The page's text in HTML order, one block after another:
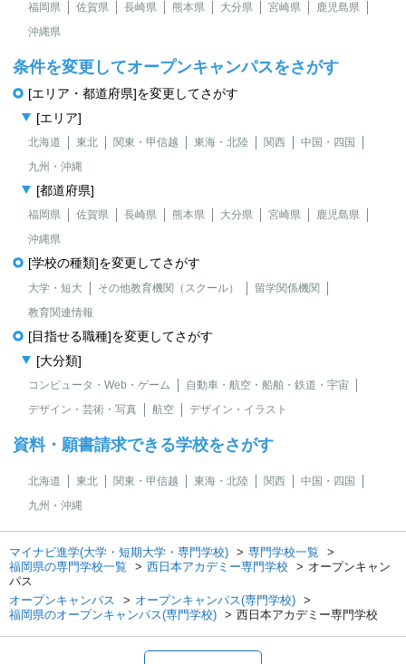
福岡県 佐賀県 長崎県 熊本県 大分県 宮崎県
鹿児島県
沖縄県
条件を変更してオープンキャンパスをさがす
[エリア・都道府県]を変更してさがす
[エリア]
北海道 東北 関東・甲信越 東海・北陸 関西
中国・四国
九州・沖縄
[都道府県]
福岡県 佐賀県 長崎県 熊本県 大分県 宮崎県
鹿児島県
沖縄県
[学校の種類]を変更してさがす
大学・短大 その他教育機関（スクール）
留学関係機関
教育関連情報
[目指せる職種]を変更してさがす
[大分類]
コンピュータ・Web・ゲーム
自動車・航空・船舶・鉄道・宇宙
デザイン・芸術・写真
航空 デザイン・イラスト
資料・願書請求できる学校をさがす
北海道 東北 関東・甲信越 東海・北陸 関西
中国・四国
九州・沖縄
マイナビ進学(大学・短期大学・専門学校)
専門学校一覧
福岡県の専門学校一覧
西日本アカデミー専門学校
オープンキャン
パス
オープンキャンパス
オープンキャンパス(専門学校)
福岡県のオープンキャンパス(専門学校)
西日本アカデミー専門学校